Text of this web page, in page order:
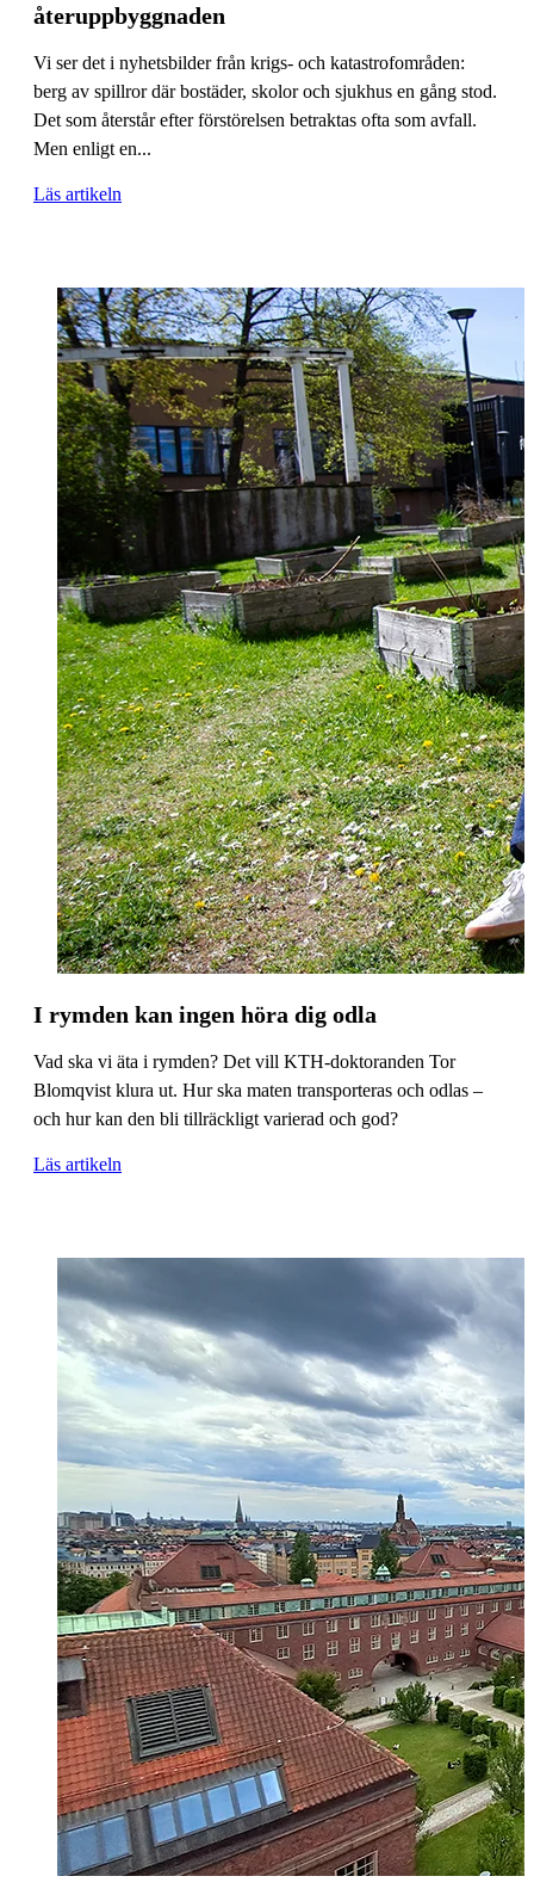
återuppbyggnaden
Vi ser det i nyhetsbilder från krigs- och katastrofområden:
berg av spillror där bostäder, skolor och sjukhus en gång stod.
Det som återstår efter förstörelsen betraktas ofta som avfall.
Men enligt en...
Läs artikeln
I rymden kan ingen höra dig odla
Vad ska vi äta i rymden? Det vill KTH-doktoranden Tor
Blomqvist klura ut. Hur ska maten transporteras och odlas –
och hur kan den bli tillräckligt varierad och god?
Läs artikeln